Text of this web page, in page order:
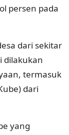
persen pada
dari sekitar
dilakukan
termasuk
dari
yang